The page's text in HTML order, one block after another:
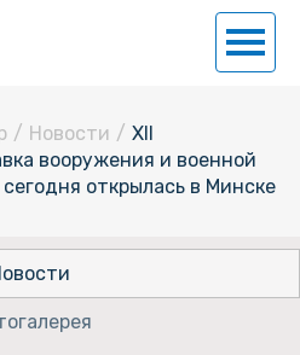
/ Новости / XII
вооружения и военной
открылась в Минске